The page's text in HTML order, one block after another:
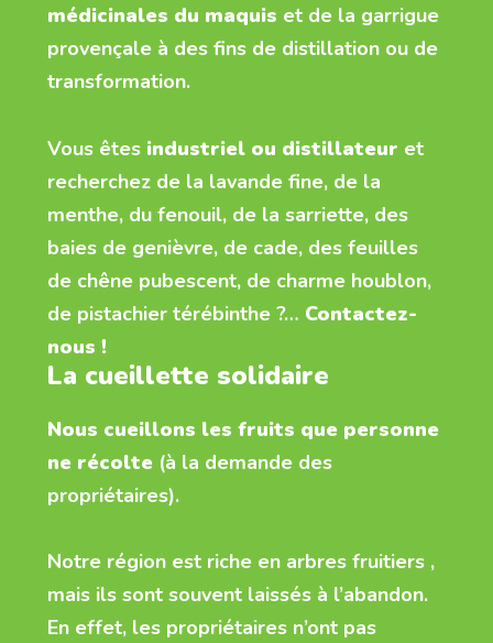
médicinales du maquis et de la garrigue
provençale à des fins de distillation ou de
transformation.
Vous êtesindustriel ou distillateur et
recherchez de la lavande fine, de la
menthe, du fenouil, de la sarriette, des
baies de genièvre, de cade, des feuilles
de chêne pubescent, de charme houblon,
de pistachier térébinthe ?… Contactez-
nous !
La cueillette solidaire
Nous cueillons les fruits que personne
ne récolte(à la demande des
propriétaires).
Notre région est riche en arbres fruitiers ,
mais ils sont souvent laissés à l’abandon.
En effet, les propriétaires n’ont pas